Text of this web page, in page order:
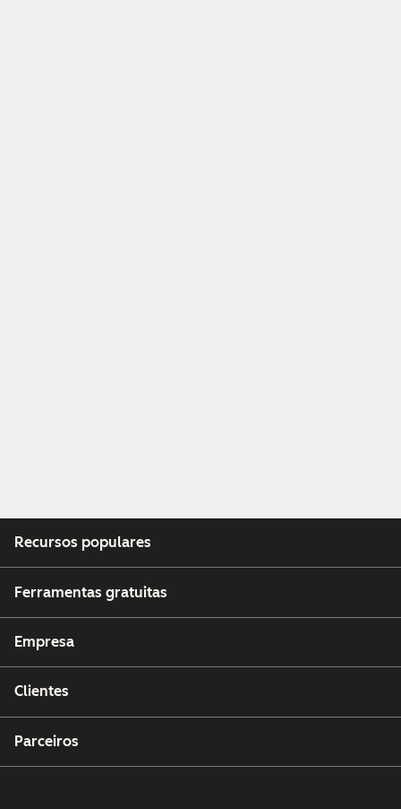
Recursos populares
Ferramentas gratuitas
Empresa
Clientes
Parceiros